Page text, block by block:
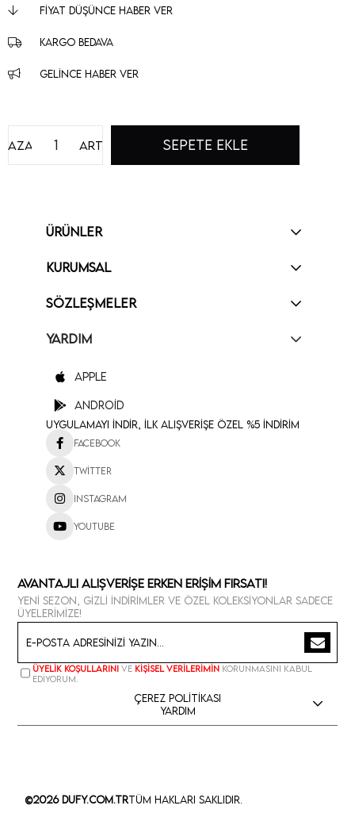
FIYAT DÜŞÜNCE HABER VER
KARGO BEDAVA
GELINCE HABER VER
Artır
Azalt
ÜRÜNLER
KURUMSAL
SÖZLEŞMELER
YARDIM
Apple
Android
Uygulamayı İndir, İlk Alışverişe Özel %5 İndirim
Facebook
Twitter
Instagram
Youtube
Avantajlı Alışverişe Erken Erişim Fırsatı!
Yeni sezon, gizli indirimler ve özel koleksiyonlar sadece
üyelerimize!
Üyelik koşullarını ve kişisel verilerimin korunmasını kabul
ediyorum.
Çerez Politikası
Yardım
©2026 Dufy.com.trTüm Hakları Saklıdır.